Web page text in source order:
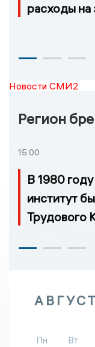
расходы
Новости СМИ2
Регион
15:00
В 1980
институт
Трудового
АВГУСТ
Пн Вт